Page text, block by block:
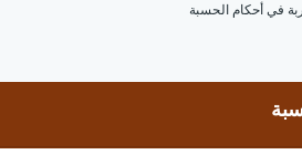
في أحكام الحسبة